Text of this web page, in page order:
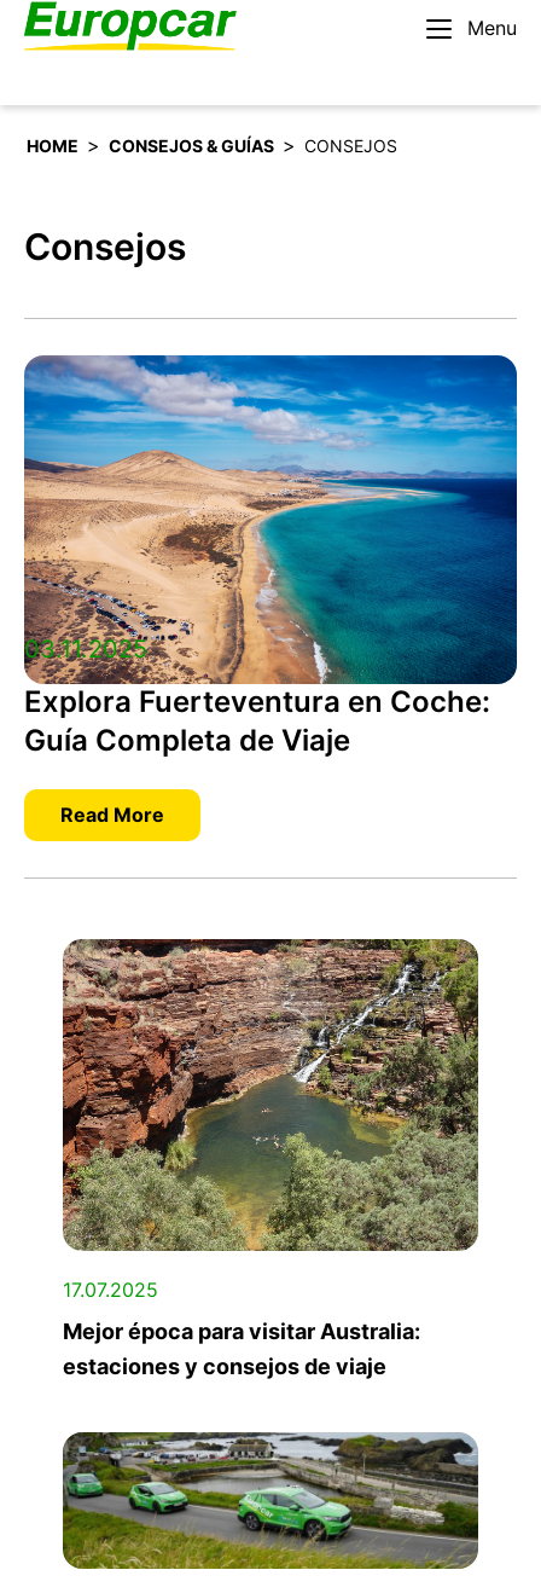
Menu
Español
HOME > CONSEJOS & GUÍAS > CONSEJOS
Consejos
03.11.2025
Explora Fuerteventura en Coche:
Guía Completa de Viaje
Read More
17.07.2025
Mejor época para visitar Australia:
estaciones y consejos de viaje